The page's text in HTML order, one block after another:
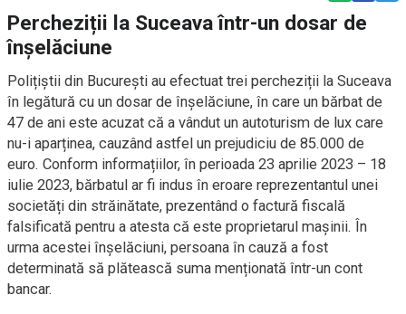
Percheziții la Suceava într-un dosar de
înșelăciune
Polițiștii din București au efectuat trei percheziții la Suceava
în legătură cu un dosar de înșelăciune, în care un bărbat de
47 de ani este acuzat că a vândut un autoturism de lux care
nu-i aparținea, cauzând astfel un prejudiciu de 85.000 de
euro. Conform informațiilor, în perioada 23 aprilie 2023 – 18
iulie 2023, bărbatul ar fi indus în eroare reprezentantul unei
societăți din străinătate, prezentând o factură fiscală
falsificată pentru a atesta că este proprietarul mașinii. În
urma acestei înșelăciuni, persoana în cauză a fost
determinată să plătească suma menționată într-un cont
bancar.